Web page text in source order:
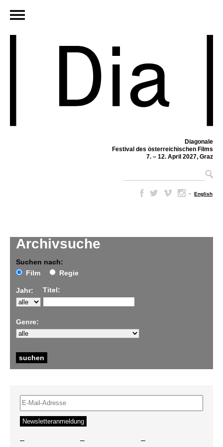
Diagonale
Festival des österreichischen Films
7. – 12. April 2027, Graz
– English
Archivsuche
Suchen nach:
Film
Regie
Jahr: Titel:
Genre:
– – –